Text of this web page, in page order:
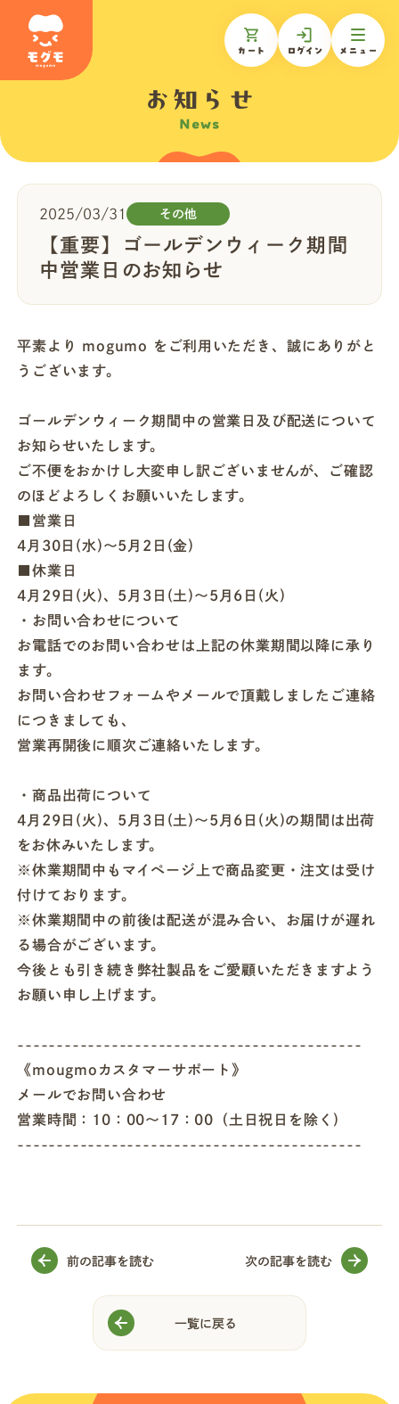
カート ログイン メニュー
ギフトを贈る
店舗一覧
モグモマガジン
今すぐお得に始める
お知らせ
News
2025/03/31 その他
【重要】ゴールデンウィーク期間
中営業日のお知らせ
平素より mogumo をご利用いただき、誠にありがと
うございます。
ゴールデンウィーク期間中の営業日及び配送について
お知らせいたします。
ご不便をおかけし大変申し訳ございませんが、ご確認
のほどよろしくお願いいたします。
■営業日
4月30日(水)〜5月2日(金)
■休業日
4月29日(火)、5月3日(土)〜5月6日(火)
・お問い合わせについて
お電話でのお問い合わせは上記の休業期間以降に承り
ます。
お問い合わせフォームやメールで頂戴しましたご連絡
につきましても、
営業再開後に順次ご連絡いたします。
・商品出荷について
4月29日(火)、5月3日(土)〜5月6日(火)の期間は出荷
をお休みいたします。
※休業期間中もマイページ上で商品変更・注文は受け
付けております。
※休業期間中の前後は配送が混み合い、お届けが遅れ
る場合がございます。
今後とも引き続き弊社製品をご愛顧いただきますよう
お願い申し上げます。
--------------------------------------------
《mougmoカスタマーサポート》
メールでお問い合わせ
営業時間：10：00～17：00（土日祝日を除く)
--------------------------------------------
前の記事を読む
一覧に戻る
次の記事を読む